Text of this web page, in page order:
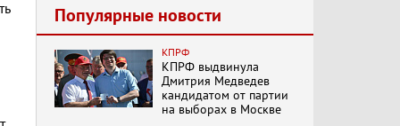
«Додоговаривались...»
(11.06.2026)
Бренды Советской
эпохи "Гжель"
Популярные новости
КПРФ
КПРФ выдвинула
Дмитрия Медведев
кандидатом от партии
на выборах в Москве